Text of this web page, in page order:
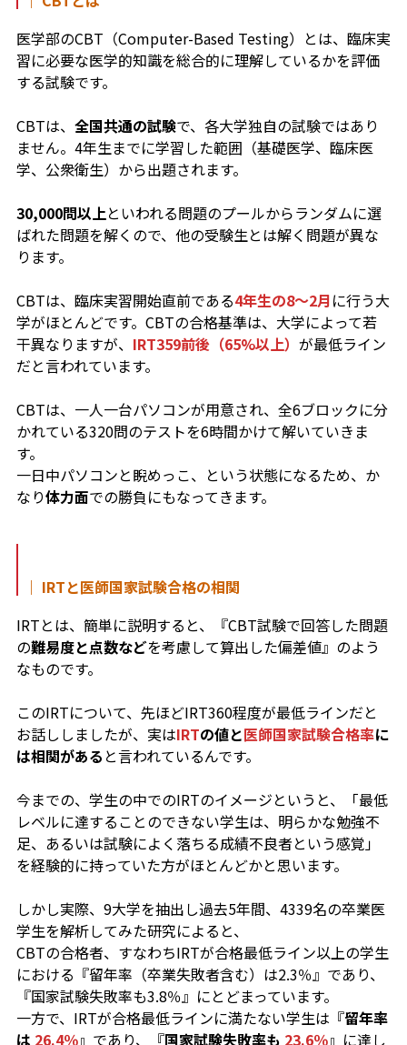
医学部のCBT（Computer-Based Testing）とは、臨床実
習に必要な医学的知識を総合的に理解しているかを評価
する試験です。
CBTは、 全国共通の試験で、各大学独自の試験ではあり
ません。4年生までに学習した範囲（基礎医学、臨床医
学、公衆衛生）から出題されます。
30,000問以上といわれる問題のプールからランダムに選
ばれた問題を解くので、他の受験生とは解く問題が異な
ります。
CBTは、臨床実習開始直前である4年生の8～2月に行う大
学がほとんどです。CBTの合格基準は、大学によって若
干異なりますが、 IRT359前後（65%以上） が最低ライン
だと言われています。
CBTは、一人一台パソコンが用意され、全6ブロックに分
かれている320問のテストを6時間かけて解いていきま
す。
一日中パソコンと睨めっこ、という状態になるため、か
なり体力面での勝負にもなってきます。
｜ IRTと医師国家試験合格の相関
IRTとは、簡単に説明すると、『CBT試験で回答した問題
の難易度と点数などを考慮して算出した偏差値』のよう
なものです。
このIRTについて、先ほどIRT360程度が最低ラインだと
お話ししましたが、実はIRTの値と医師国家試験合格率に
は相関がある と言われているんです。
今までの、学生の中でのIRTのイメージというと、「最低
レベルに達することのできない学生は、明らかな勉強不
足、あるいは試験によく落ちる成績不良者という感覚」
を経験的に持っていた方がほとんどかと思います。
しかし実際、9大学を抽出し過去5年間、4339名の卒業医
学生を解析してみた研究によると、
CBTの合格者、すなわちIRTが合格最低ライン以上の学生
における『留年率（卒業失敗者含む）は2.3％』であり、
『国家試験失敗率も3.8％』にとどまっています。
一方で、IRTが合格最低ラインに満たない学生は『留年率
は 26.4％』であり、『国家試験失敗率も 23.6％』に達し